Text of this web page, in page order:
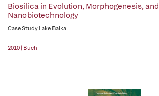
Biosilica in Evolution, Morphogenesis, and
Nanobiotechnology
Case Study Lake Baikal
2010 | Buch